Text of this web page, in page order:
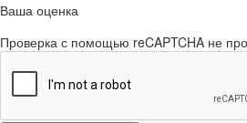
Ваша оценка
Проверка с помощью reCAPTCHA не